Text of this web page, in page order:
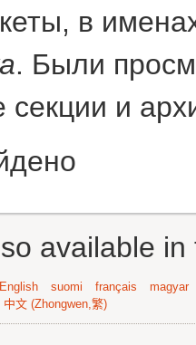
в
. Были
секции и
available
English suomi français
magyar
中文 (Zhongwen,繁)